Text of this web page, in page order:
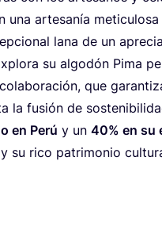
una arte­sa­nía
lana de un
su algo­dón Pima
que
la fusión de
en Perú y un 40% en su
su rico patri­mo­nio